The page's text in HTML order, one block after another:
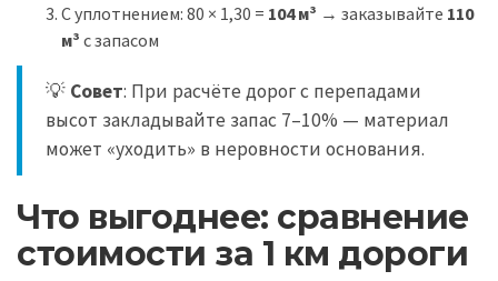
С уплотнением: 80 × 1,30 = 104 м³ → заказывайте 110
м³ с запасом
💡 Совет: При расчёте дорог с перепадами
высот закладывайте запас 7–10% — материал
может «уходить» в неровности основания.
Что выгоднее: сравнение
стоимости за 1 км дороги